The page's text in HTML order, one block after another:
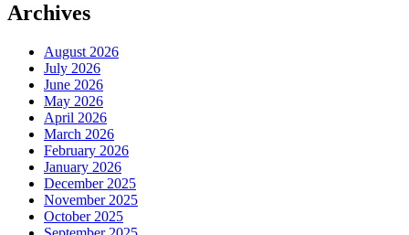
Archives
August 2026
July 2026
June 2026
May 2026
April 2026
March 2026
February 2026
January 2026
December 2025
November 2025
October 2025